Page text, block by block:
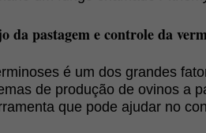
da pastagem e controle da
é um dos grandes
de produção de ovinos a
que pode ajudar no